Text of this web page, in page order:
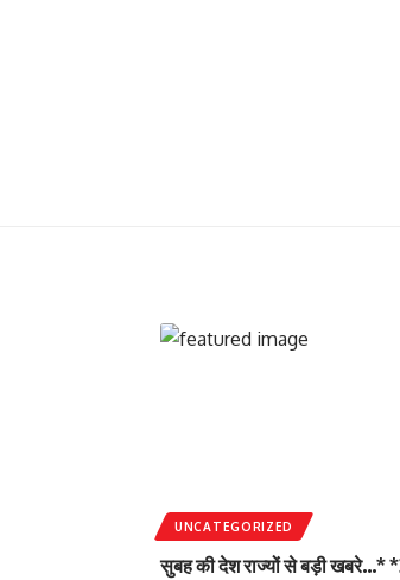
UNCATEGORIZED
सुबह की देश राज्यों से बड़ी खबरे…*